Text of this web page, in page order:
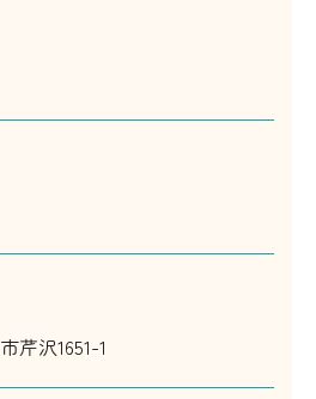
芹沢1651-1